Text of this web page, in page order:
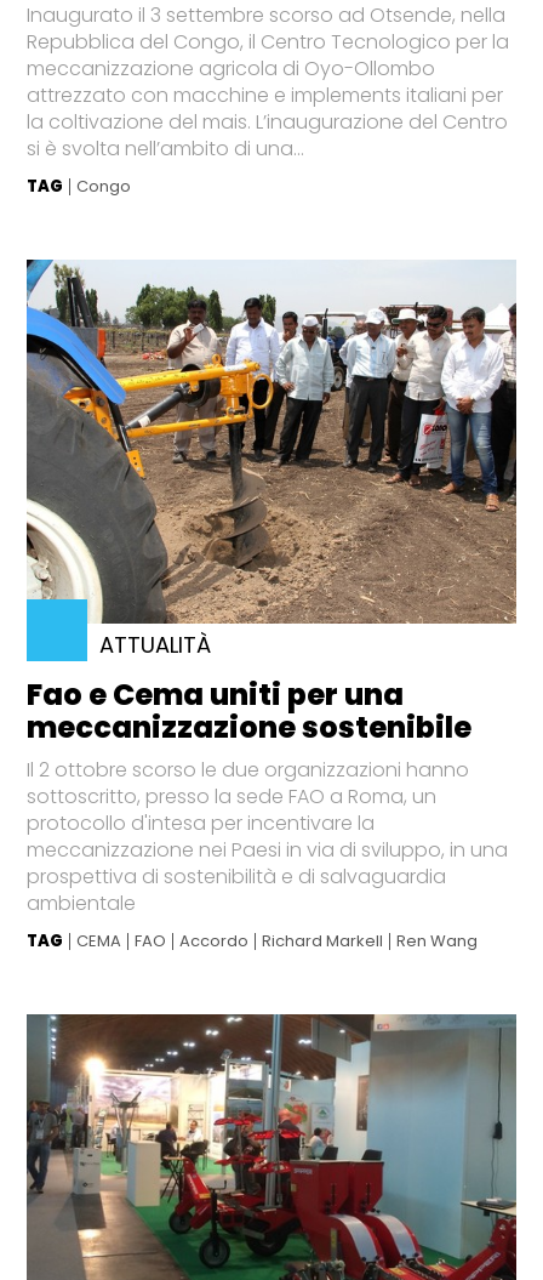
Inaugurato il 3 settembre scorso ad Otsende, nella
Repubblica del Congo, il Centro Tecnologico per la
meccanizzazione agricola di Oyo-Ollombo
attrezzato con macchine e implements italiani per
la coltivazione del mais. L’inaugurazione del Centro
si è svolta nell’ambito di una...
TAG Congo
ATTUALITÀ
Fao e Cema uniti per una
meccanizzazione sostenibile
Il 2 ottobre scorso le due organizzazioni hanno
sottoscritto, presso la sede FAO a Roma, un
protocollo d'intesa per incentivare la
meccanizzazione nei Paesi in via di sviluppo, in una
prospettiva di sostenibilità e di salvaguardia
ambientale
TAG CEMA FAO Accordo Richard Markell Ren Wang